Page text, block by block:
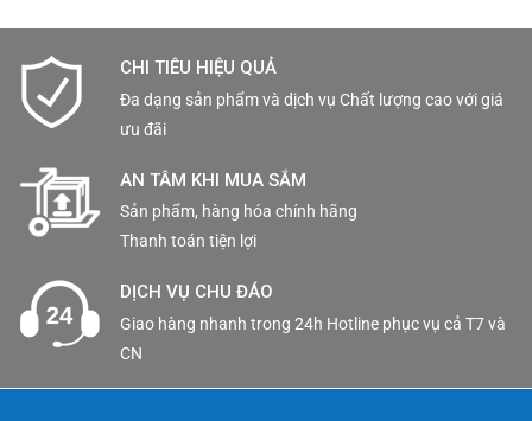
CHI TIÊU HIỆU QUẢ
Đa dạng sản phẩm và dịch vụ Chất lượng cao với giá
ưu đãi
AN TÂM KHI MUA SẮM
Sản phẩm, hàng hóa chính hãng
Thanh toán tiện lợi
DỊCH VỤ CHU ĐÁO
Giao hàng nhanh trong 24h Hotline phục vụ cả T7 và
CN